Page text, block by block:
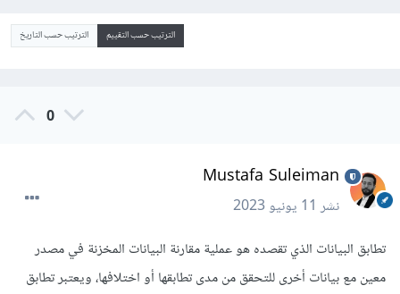
الترتيب حسب التقييم الترتيب حسب التاريخ
0
Mustafa Suleiman
نشر11 يونيو 2023
تطابق البيانات الذي تقصده هو عملية مقارنة البيانات المخزنة في مصدر
معين مع بيانات أخرى للتحقق من مدى تطابقها أو اختلافها، ويعتبر تطابق